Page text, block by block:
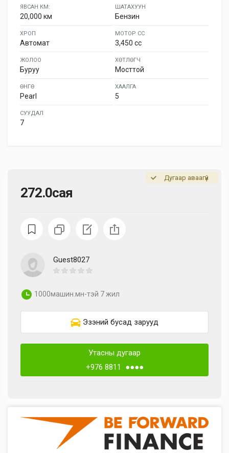
272.0сая
Дугаар аваагүй
Guest8027
1000машин.мн-тэй 7 жил
Эзэний бусад зарууд
Утасны дугаар
+976 8811 ●●●●
ЯВСАН КМ:
20,000 км
ШАТАХУУН
Бензин
ХРОП
Автомат
МОТОР СС
3,450 cc
ЖОЛОО
Буруу
ХӨТЛӨГЧ
Мосттой
ӨНГӨ
Pearl
ХААЛГА
5
СУУДАЛ
7